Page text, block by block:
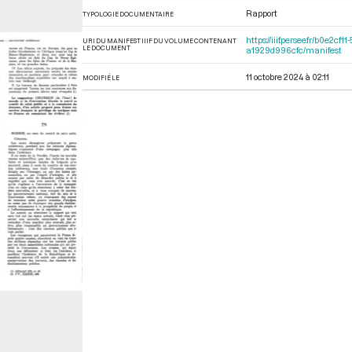
TYPOLOGIE DOCUMENTAIRE Rapport
URI DU MANIFEST IIIF DU VOLUME CONTENANT
LE DOCUMENT
https://iiif.persee.fr/
a1929d996cfc/manifest
MODIFIÉ LE 11 octobre 2024 à 02:11